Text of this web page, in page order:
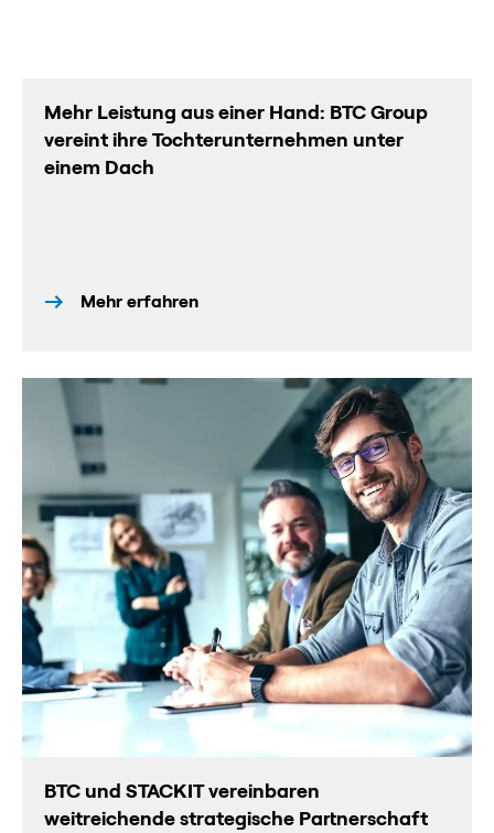
Mehr Leistung aus einer Hand: BTC Group
vereint ihre Tochterunternehmen unter
einem Dach
Mehr erfahren
BTC und STACKIT vereinbaren
weitreichende strategische Partnerschaft